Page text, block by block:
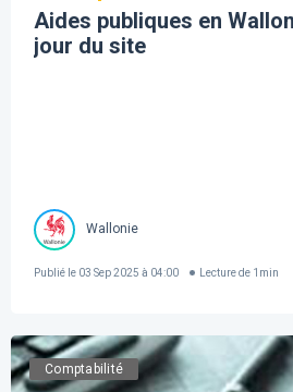
Aides publiques en
jour du site
Wallonie
Publié le 03 Sep 2025 à 04:00 Lecture de 1 min
Comptabilité